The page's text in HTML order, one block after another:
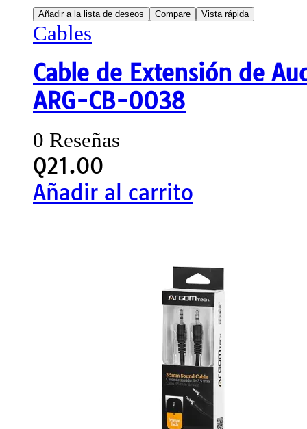
Añadir a la lista de deseos Compare Vista rápida
Cables
Cable de Extensión de
ARG-CB-0038
0 Reseñas
Q21.00
Añadir al carrito